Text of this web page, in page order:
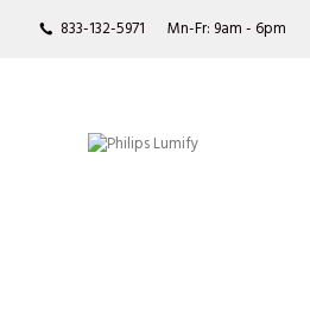
833-132-5971 Mn-Fr: 9am - 6pm
INICIO
CONSUMIBLES Y ACCESORIOS